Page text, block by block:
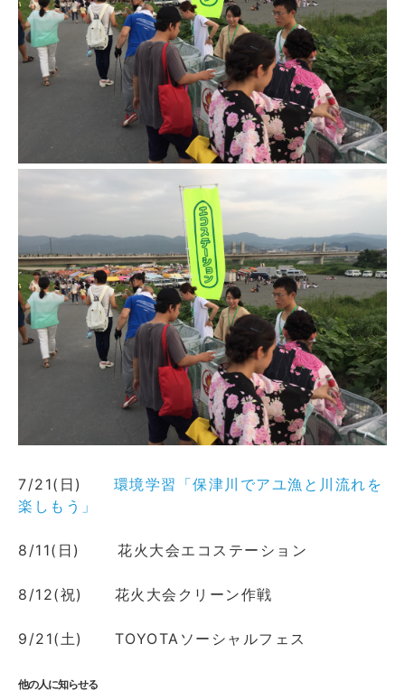
7/21(日) 環境学習「保津川でアユ漁と川流れを
楽しもう」
8/11(日) 花火大会エコステーション
8/12(祝) 花火大会クリーン作戦
9/21(土) TOYOTAソーシャルフェス
他の人に知らせる